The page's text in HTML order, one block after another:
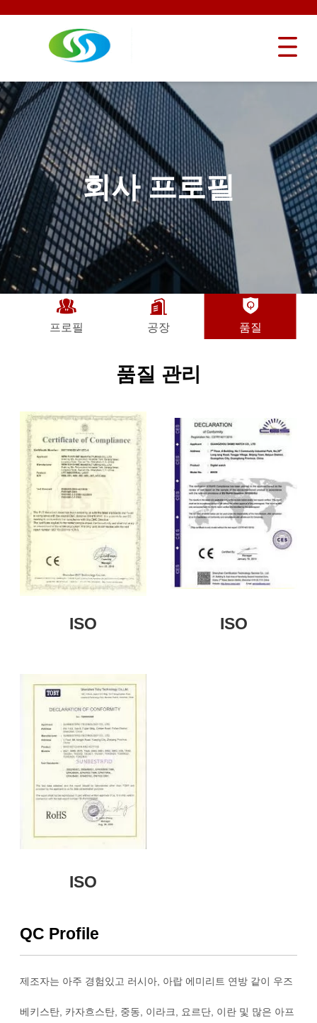
회사 프로필
프로필 공장 품질
품질 관리
ISO ISO
ISO
QC Profile
제조자는 아주 경험있고 러시아, 아랍 에미리트 연방 같이 우즈
베키스탄, 카자흐스탄, 중동, 이라크, 요르단, 이란 및 많은 아프